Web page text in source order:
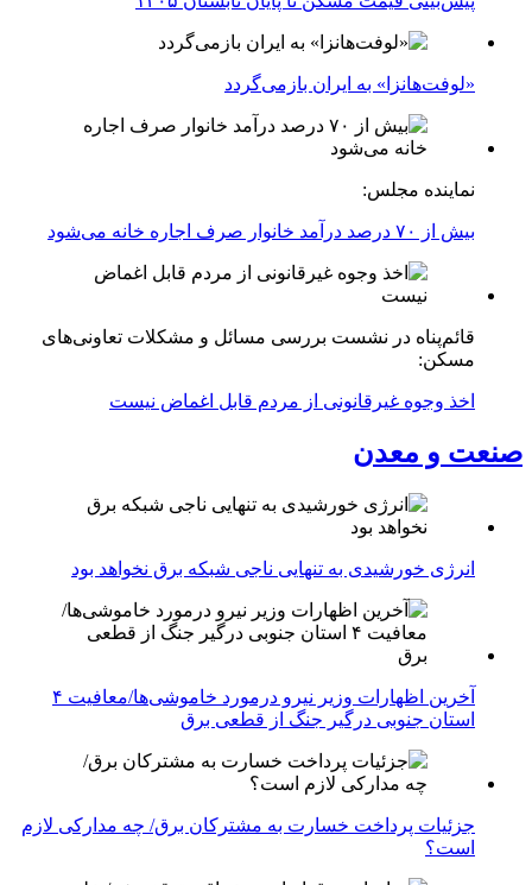
«لوفت‌هانزا» به ایران بازمی‌گردد
نماینده مجلس:
بیش از ۷۰ درصد درآمد خانوار صرف اجاره خانه می‌شود
قائم‌پناه در نشست بررسی مسائل و مشکلات تعاونی‌های
مسکن:
اخذ وجوه غیرقانونی از مردم قابل اغماض نیست
صنعت و معدن
انرژی خورشیدی به تنهایی ناجی شبکه برق نخواهد بود
آخرین اظهارات وزیر نیرو درمورد خاموشی‌ها/معافیت ۴
استان جنوبی درگیر جنگ از قطعی برق
جزئیات پرداخت خسارت به مشترکان برق/ چه مدارکی لازم
است؟